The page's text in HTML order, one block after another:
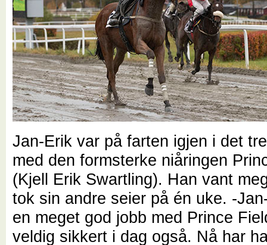
Jan-Erik var på farten igjen i det
med den formsterke niåringen
(Kjell Erik Swartling). Han vant
tok sin andre seier på én uke. -
en meget god jobb med Prince
veldig sikkert i dag også. Nå har